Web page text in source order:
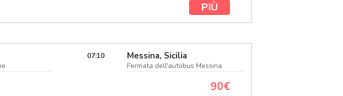
PIÙ
07:10 Messina, Sicilia
Fermata dell'autobus Messina
90€